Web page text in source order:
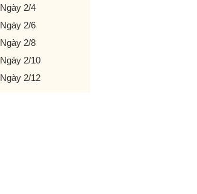
Ngày 2/4
Ngày 2/6
Ngày 2/8
Ngày 2/10
Ngày 2/12